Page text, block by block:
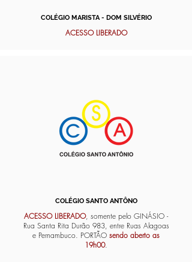
COLÉGIO MARISTA - DOM SILVÉRIO
ACESSO LIBERADO
COLÉGIO SANTO ANTÔNO
ACESSO LIBERADO, somente pelo GINÁSIO -
Rua Santa Rita Durão 983, entre Ruas Alagoas
e Pernambuco. PORTÃO sendo aberto as
19h00.